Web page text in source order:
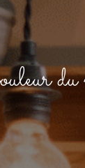
du